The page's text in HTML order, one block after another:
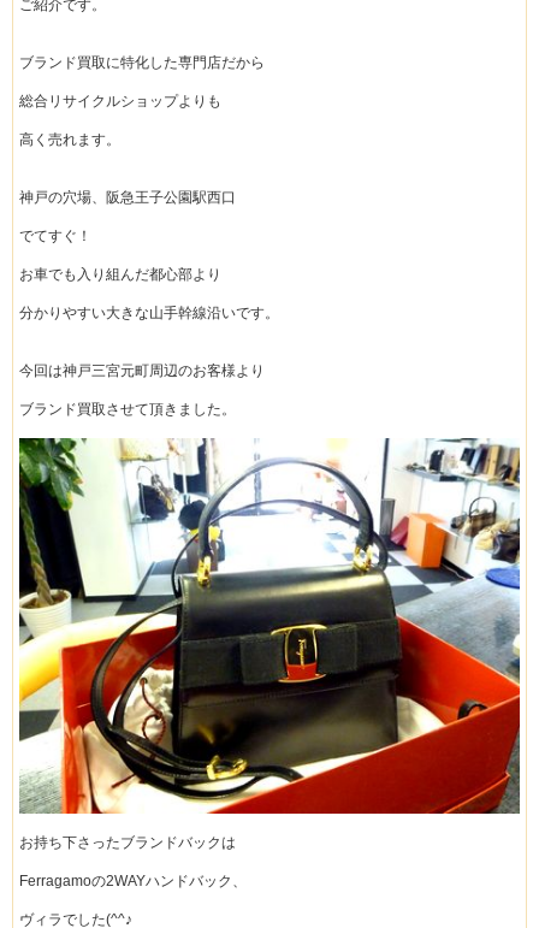
ご紹介です。
ブランド買取に特化した専門店だから
総合リサイクルショップよりも
高く売れます。
神戸の穴場、阪急王子公園駅西口
でてすぐ！
お車でも入り組んだ都心部より
分かりやすい大きな山手幹線沿いです。
今回は神戸三宮元町周辺のお客様より
ブランド買取させて頂きました。
お持ち下さったブランドバックは
Ferragamoの2WAYハンドバック、
ヴィラでした(^^♪